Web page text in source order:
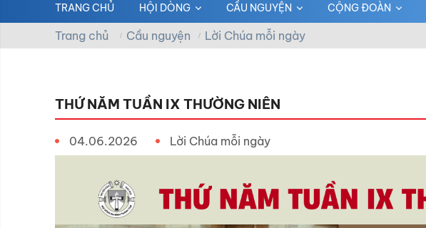
TRANG CHỦ HỘI DÒNG CẦU NGUYỆN CỘNG ĐOÀN
Trang chủ Cầu nguyện Lời Chúa mỗi ngày
THỨ NĂM TUẦN IX THƯỜNG NIÊN
04.06.2026 Lời Chúa mỗi ngày